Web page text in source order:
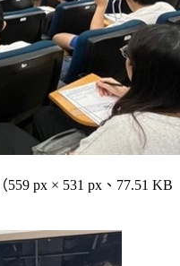
（559 px × 531 px、77.51 KB